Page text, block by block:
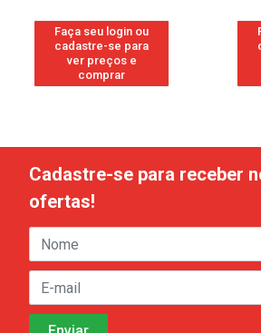
Faça seu login ou
cadastre-se para
ver preços e
comprar
Cadastre-se para receber
ofertas!